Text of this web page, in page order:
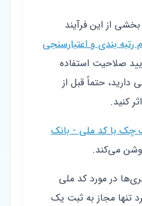
از این فرآیند
رتبه بندی و اعتبارسنجی
صلاحیت استفاده
حتماً قبل از
کنید.
چک با کد ملی - بانک
می‌کند.
سخت‌گیری‌ها در مورد کد ملی
تنها مجاز به ثبت یک